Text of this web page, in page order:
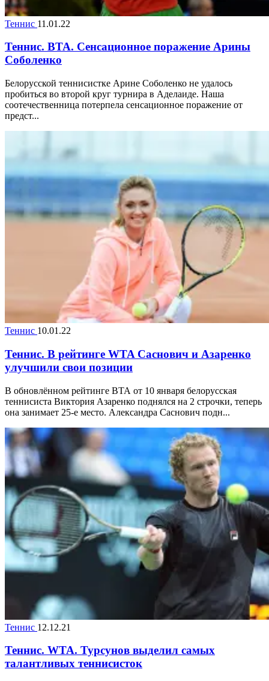
Теннис 11.01.22
Теннис. ВТА. Сенсационное поражение Арины
Соболенко
Белорусской теннисистке Арине Соболенко не удалось
пробиться во второй круг турнира в Аделаиде. Наша
соотечественница потерпела сенсационное поражение от
предст...
Теннис 10.01.22
Теннис. В рейтинге WTA Саснович и Азаренко
улучшили свои позиции
В обновлённом рейтинге ВТА от 10 января белорусская
теннисиста Виктория Азаренко поднялся на 2 строчки, теперь
она занимает 25-е место. Александра Саснович подн...
Теннис 12.12.21
Теннис. WTA. Турсунов выделил самых
талантливых теннисисток